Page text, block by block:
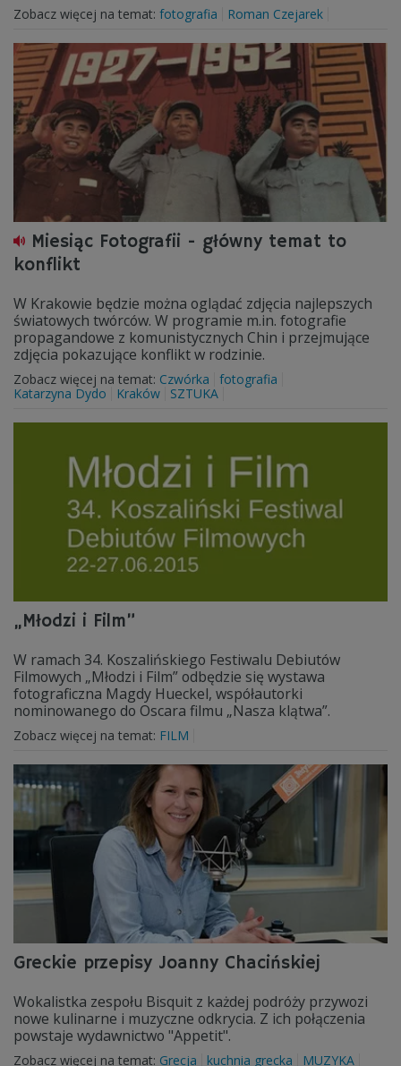
Zobacz więcej na temat: fotografia Roman Czejarek
Miesiąc Fotografii - główny temat to
konflikt
W Krakowie będzie można oglądać zdjęcia najlepszych
światowych twórców. W programie m.in. fotografie
propagandowe z komunistycznych Chin i przejmujące
zdjęcia pokazujące konflikt w rodzinie.
Zobacz więcej na temat: Czwórka
fotografia
Katarzyna Dydo
Kraków SZTUKA
„Młodzi i Film”
W ramach 34. Koszalińskiego Festiwalu Debiutów
Filmowych „Młodzi i Film” odbędzie się wystawa
fotograficzna Magdy Hueckel, współautorki
nominowanego do Oscara filmu „Nasza klątwa”.
Zobacz więcej na temat: FILM
Greckie przepisy Joanny Chacińskiej
Wokalistka zespołu Bisquit z każdej podróży przywozi
nowe kulinarne i muzyczne odkrycia. Z ich połączenia
powstaje wydawnictwo "Appetit".
Zobacz więcej na temat: Grecja kuchnia grecka MUZYKA